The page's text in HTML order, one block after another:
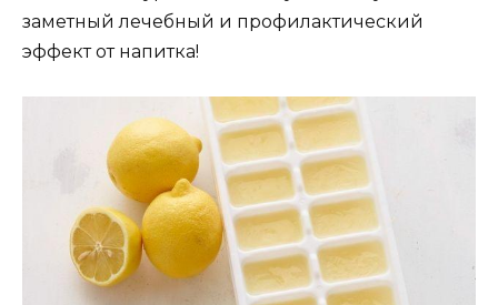
заметный лечебный и профилактический
эффект от напитка!